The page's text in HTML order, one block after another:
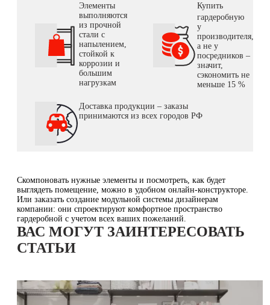
Элементы
выполняются
из прочной
стали с
напылением,
стойкой к
коррозии и
большим
нагрузкам
Купить
гардеробную
у
производителя,
а не у
посредников –
значит,
сэкономить не
меньше 15 %
Доставка продукции – заказы
принимаются из всех городов РФ
Скомпоновать нужные элементы и посмотреть, как будет
выглядеть помещение, можно в удобном онлайн-конструкторе.
Или заказать создание модульной системы дизайнерам
компании: они спроектируют комфортное пространство
гардеробной с учетом всех ваших пожеланий.
ВАС МОГУТ ЗАИНТЕРЕСОВАТЬ
СТАТЬИ